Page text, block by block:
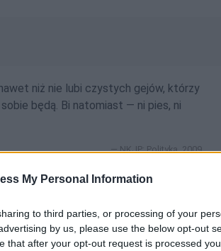
My Personal Information
to third parties, or processing of your
by us, please use the below opt-out
that after your opt-out request is processed
niż nie lubi czystych gejów, którzy
będą. Bi natomiast — ni pies, ni
NKJP: Polityka, 2009